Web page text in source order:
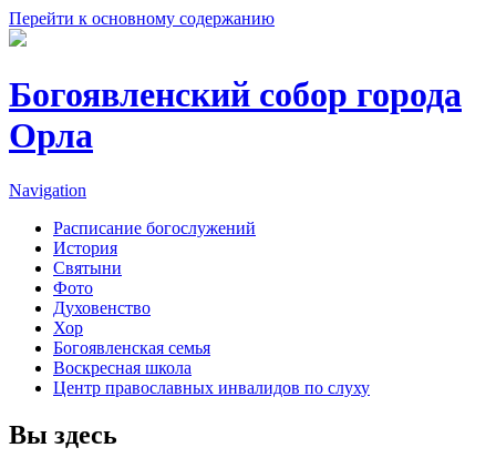
Перейти к основному содержанию
Богоявленский собор города
Орла
Navigation
Расписание богослужений
История
Святыни
Фото
Духовенство
Хор
Богоявленская семья
Воскресная школа
Центр православных инвалидов по слуху
Вы здесь